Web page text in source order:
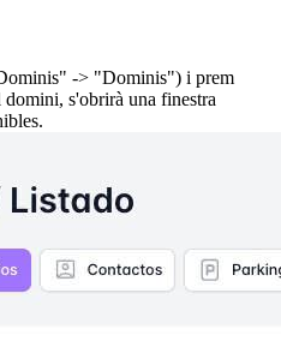
-> "Dominis") i prem
s'obrirà una finestra